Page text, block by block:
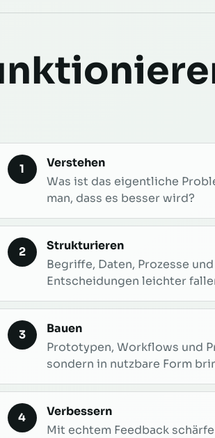
1
Verstehen
Was ist das eigentliche
man, dass es besser wird?
2
Strukturieren
Begriffe, Daten, Prozesse
Entscheidungen leichter
3
Bauen
Prototypen, Workflows und
sondern in nutzbare Form
4
Verbessern
Mit echtem Feedback